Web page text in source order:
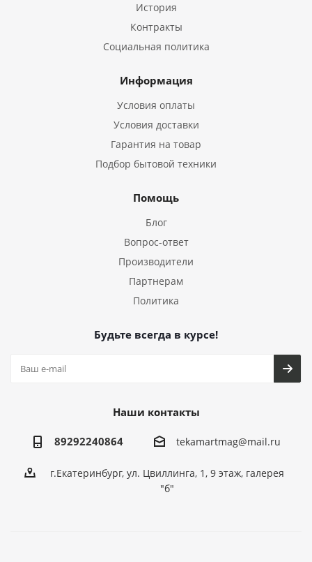
История
Контракты
Социальная политика
Информация
Условия оплаты
Условия доставки
Гарантия на товар
Подбор бытовой техники
Помощь
Блог
Вопрос-ответ
Производители
Партнерам
Политика
Будьте всегда в курсе!
Наши контакты
89292240864 tekamartmag@mail.ru
г.Екатеринбург, ул. Цвиллинга, 1, 9 этаж, галерея
"б"